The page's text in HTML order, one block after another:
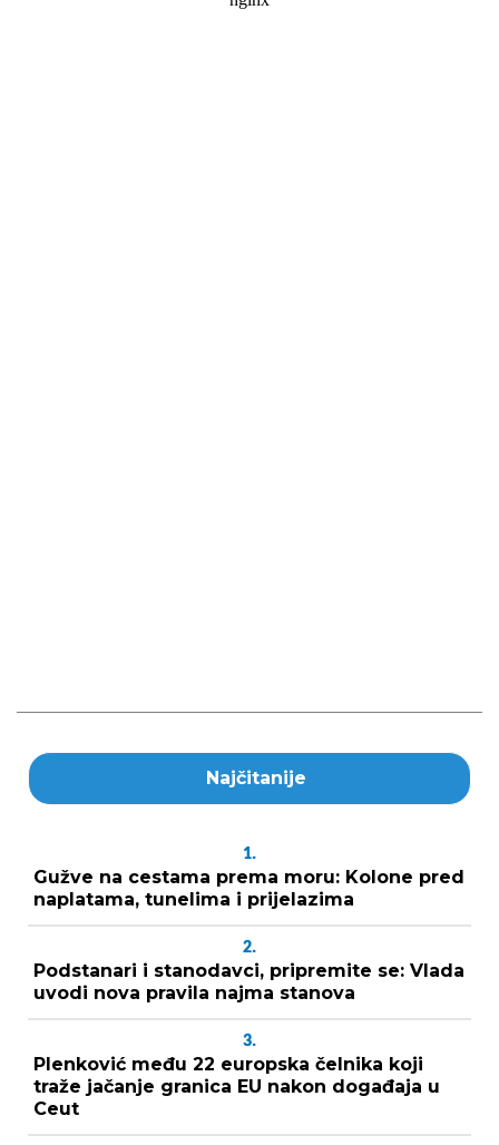
Najčitanije
1.
Gužve na cestama prema moru: Kolone pred
naplatama, tunelima i prijelazima
2.
Podstanari i stanodavci, pripremite se: Vlada
uvodi nova pravila najma stanova
3.
Plenković među 22 europska čelnika koji
traže jačanje granica EU nakon događaja u
Ceut